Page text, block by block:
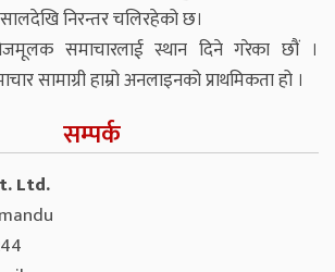
निरन्तर चलिरहेको छ।
समाचारलाई स्थान दिने गरेका छौं ।
सामाग्री हाम्रो अनलाइनको प्राथमिकता हो ।
सम्पर्क
Ltd.